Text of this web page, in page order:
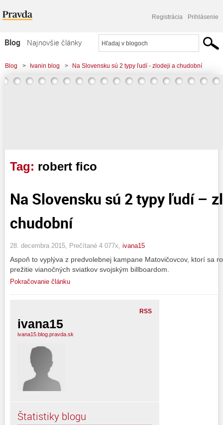
Registrácia Prihlásenie
Blog
Najnovšie články
Najčítanejšie články
Najkomentovanejšie články
Blog > Ivanin blog > Na Slovensku sú 2 typy ľudí - zlodeji a chudobní
Tag: robert fico
Na Slovensku sú 2 typy ľudí –
chudobní
28. decembra 2015, Prečítané 4 077x, ivana15
Aspoň to vyplýva z predvolebnej kampane Matovičovcov, ktorí sa
prežitie vianočných sviatkov svojským billboardom.
Pokračovanie článku
RSS
ivana15
ivana15.blog.pravda.sk
Štatistiky blogu